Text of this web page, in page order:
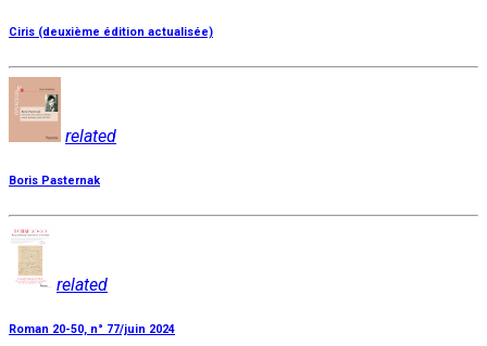
Ciris (deuxième édition actualisée)
related
Boris Pasternak
related
Roman 20-50, n° 77/juin 2024